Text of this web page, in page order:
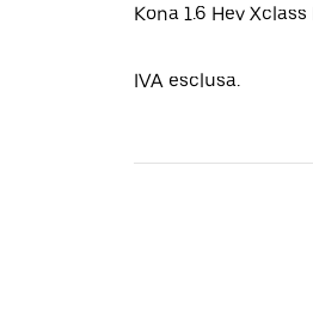
Kona 1.6 Hev
IVA esclusa.